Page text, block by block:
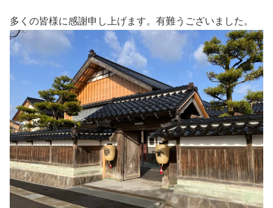
多くの皆様に感謝申し上げます。有難うございました。